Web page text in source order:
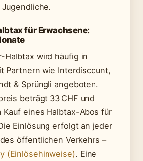
Jugendliche.
für Erwachsene:
Halbtax wird häufig in
Partnern wie Interdiscount,
& Sprüngli angeboten.
beträgt 33 CHF und
Kauf eines Halbtax-Abos für
Einlösung erfolgt an jeder
öffentlichen Verkehrs –
(Einlösehinweise). Eine